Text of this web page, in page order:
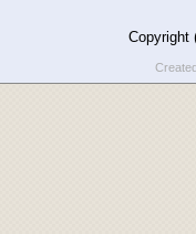
Copyright